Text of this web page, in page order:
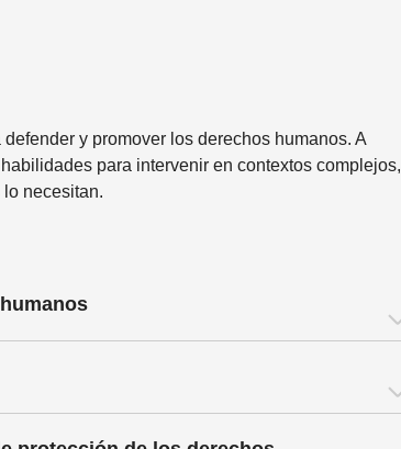
y promover los derechos humanos. A
para intervenir en contextos complejos,
necesitan.